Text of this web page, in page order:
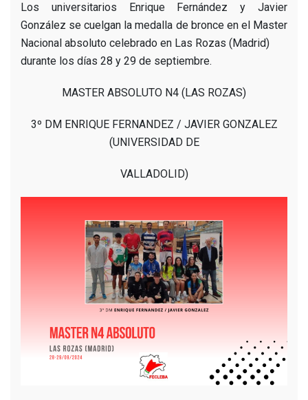
Los universitarios Enrique Fernández y Javier
González se cuelgan la medalla de bronce en el Master
Nacional absoluto celebrado en Las Rozas (Madrid)
durante los días 28 y 29 de septiembre.
MASTER ABSOLUTO N4 (LAS ROZAS)
3º DM ENRIQUE FERNANDEZ / JAVIER GONZALEZ
(UNIVERSIDAD DE
VALLADOLID)